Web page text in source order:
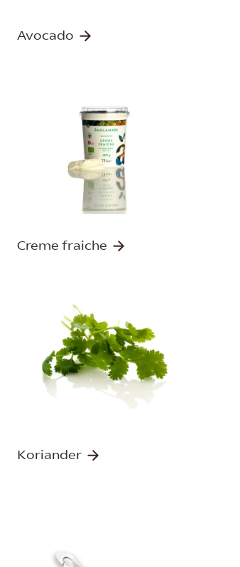
Avocado
Creme fraiche
Koriander